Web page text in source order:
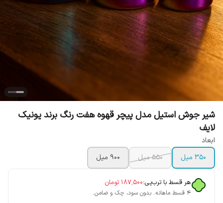
شیر جوش استیل مدل پیچر قهوه هفت رنگ برند یونیک
لایف
ابعاد
350 میل
550 میل 900 میل
هر قسط با ترب‌پی:۱۸۷٬۵۰۰ تومان
۴ قسط ماهانه. بدون سود، چک و ضامن.